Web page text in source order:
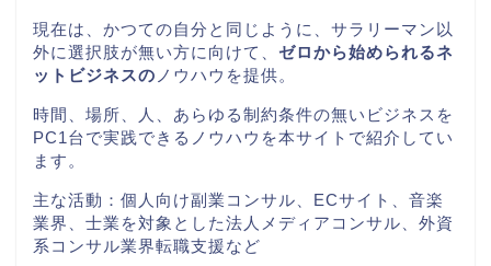
現在は、かつての自分と同じように、サラリーマン以
外に選択肢が無い方に向けて、 ゼロから始められるネ
ットビジネスの ノウハウを提供。
時間、場所、人、あらゆる制約条件の無いビジネスを
PC1台で実践できるノウハウを本サイトで紹介してい
ます。
主な活動：個人向け副業コンサル、ECサイト、音楽
業界、士業を対象とした法人メディアコンサル、外資
系コンサル業界転職支援など